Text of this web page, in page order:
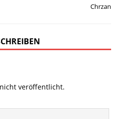
Chrzan
veröffentlicht.